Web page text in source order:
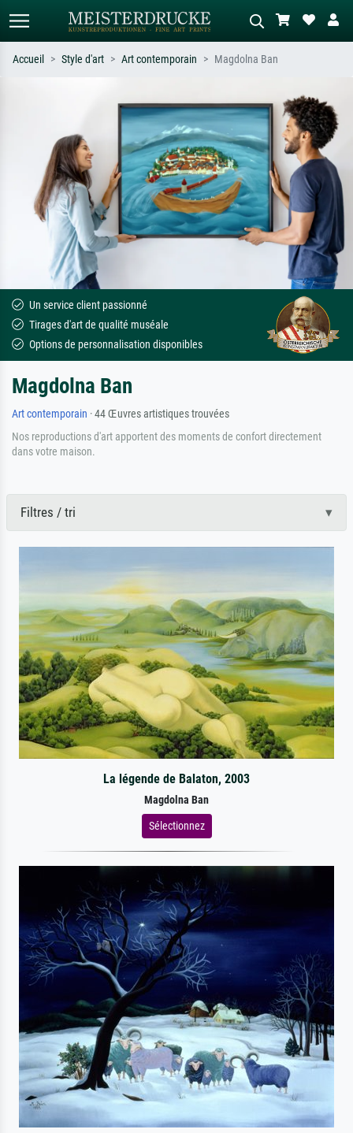
Recherchez par artiste, titre ou style –
ex. Monet, Nuit étoilée,
impressionnisme, vague de Hokusai,
nu.
Décrivez la scène – ex. prairie verte,
abstrait avec beaucoup de rouge,
tableau sombre, nu debout près d'un
arbre.
Accueil Style d'art Art contemporain Magdolna Ban
Un service client passionné
Tirages d'art de qualité muséale
Options de personnalisation disponibles
Magdolna Ban
Art contemporain · 44 Œuvres artistiques trouvées
Nos reproductions d'art apportent des moments de confort directement
dans votre maison.
Filtres / tri
La légende de Balaton, 2003
Magdolna Ban
Sélectionnez